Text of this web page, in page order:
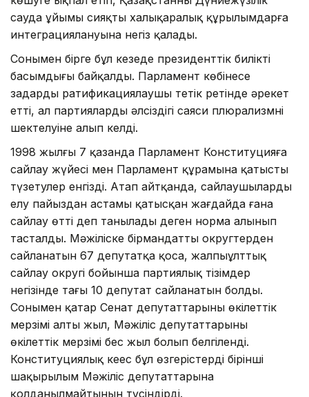
сауда ұйымы сияқты халықаралық құрылымдарға
интеграциялануына негіз қалады.
Сонымен бірге бұл кезеңде президенттік биліктің
басымдығы байқалды. Парламент көбінесе
заңдарды ратификациялаушы тетік ретінде әрекет
етті, ал партиялардың әлсіздігі саяси плюрализмнің
шектелуіне алып келді.
1998 жылғы 7 қазанда Парламент Конституцияға
сайлау жүйесі мен Парламент құрамына қатысты
түзетулер енгізді. Атап айтқанда, сайлаушылардың
елу пайыздан астамы қатысқан жағдайда ғана
сайлау өтті деп танылады деген норма алынып
тасталды. Мәжіліске бірмандатты округтерден
сайланатын 67 депутатқа қоса, жалпыұлттық
сайлау округі бойынша партиялық тізімдер
негізінде тағы 10 депутат сайланатын болды.
Сонымен қатар Сенат депутаттарының өкілеттік
мерзімі алты жыл, Мәжіліс депутаттарының
өкілеттік мерзімі бес жыл болып белгіленді.
Конституциялық кеңес бұл өзгерістердің бірінші
шақырылым Мәжіліс депутаттарына
қолданылмайтынын түсіндірді.